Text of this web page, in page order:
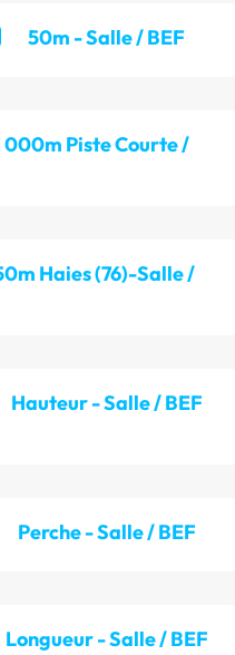
50m - Salle / BEF
000m Piste Courte /
Haies (76)-Salle /
Hauteur - Salle / BEF
Perche - Salle / BEF
Longueur - Salle / BEF